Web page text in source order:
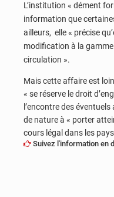
L’institution « dément
information que
ailleurs, elle « précise
modification à la
circulation ».
Mais cette affaire est
« se réserve le droit
l’encontre des
de nature à « porter
cours légal dans les pays
Suivez l'information en